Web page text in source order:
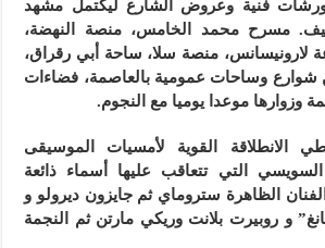
ورشات فنية وعروض الشارع ليكتمل مشهد
مسرح محمد الخامس، منصة النهضة،
لارونيسانس، منصة سلا، ساحة أبي رقراق،
شوارع وساحات عمومية بالعاصمة، فضاءات
وزوارها موعدا يوميا مع النجوم.
الانطلاقة القوية لأمسيات الموسيقى
التي تتعاقب عليها أسماء ذائعة
الظاهرة ستروماي ثم جايزون ديرولو و
و روبيرت بلانت وريكي مارتن ثم النجمة